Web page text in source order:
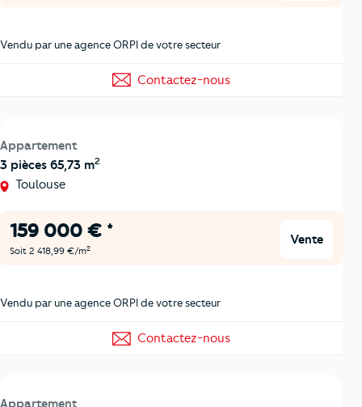
Vendu par une agence ORPI de votre secteur
Contactez-nous
Appartement
3 pièces 65,73 m2
Toulouse
159 000 € *
Soit 2 418,99 €/m2
Vente
Vendu par une agence ORPI de votre secteur
Contactez-nous
Appartement